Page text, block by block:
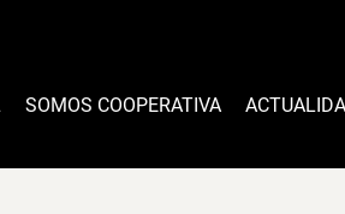
SOMOS COOPERATIVA